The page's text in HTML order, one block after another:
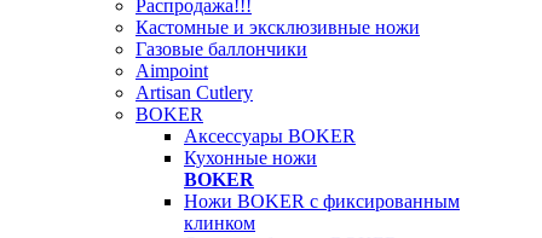
Распродажа!!!
Кастомные и эксклюзивные ножи
Газовые баллончики
Aimpoint
Artisan Cutlery
BOKER
Аксессуары BOKER
Кухонные ножи
BOKER
Ножи BOKER с фиксированным
клинком